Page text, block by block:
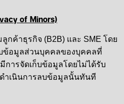
of Minors)
กค้าธุรกิจ (B2B) และ SME โดย
บข้อมูลส่วนบุคคลของบุคคลที่
การจัดเก็บข้อมูลโดยไม่ได้รับ
ำเนินการลบข้อมูลนั้นทันที